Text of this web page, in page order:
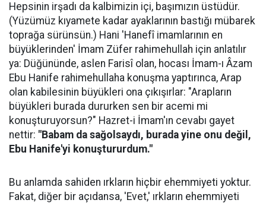
Hepsinin irşadı da kalbimizin içi, başımızın üstüdür.
(Yüzümüz kıyamete kadar ayaklarının bastığı mübarek
toprağa sürünsün.) Hani 'Hanefî imamlarının en
büyüklerinden' İmam Züfer rahimehullah için anlatılır
ya: Düğününde, aslen Farisî olan, hocası İmam-ı Âzam
Ebu Hanife rahimehullaha konuşma yaptırınca, Arap
olan kabilesinin büyükleri ona çıkışırlar: "Arapların
büyükleri burada dururken sen bir acemi mi
konuşturuyorsun?" Hazret-i İmam'ın cevabı gayet
nettir: "Babam da sağolsaydı, burada yine onu değil,
Ebu Hanife'yi konuştururdum."
Bu anlamda sahiden ırkların hiçbir ehemmiyeti yoktur.
Fakat, diğer bir açıdansa, 'Evet,' ırkların ehemmiyeti